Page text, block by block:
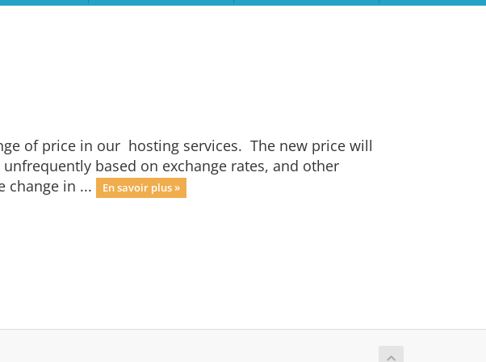
of price in our hosting services. The new price will
based on exchange rates, and other
change in ...
En savoir plus »